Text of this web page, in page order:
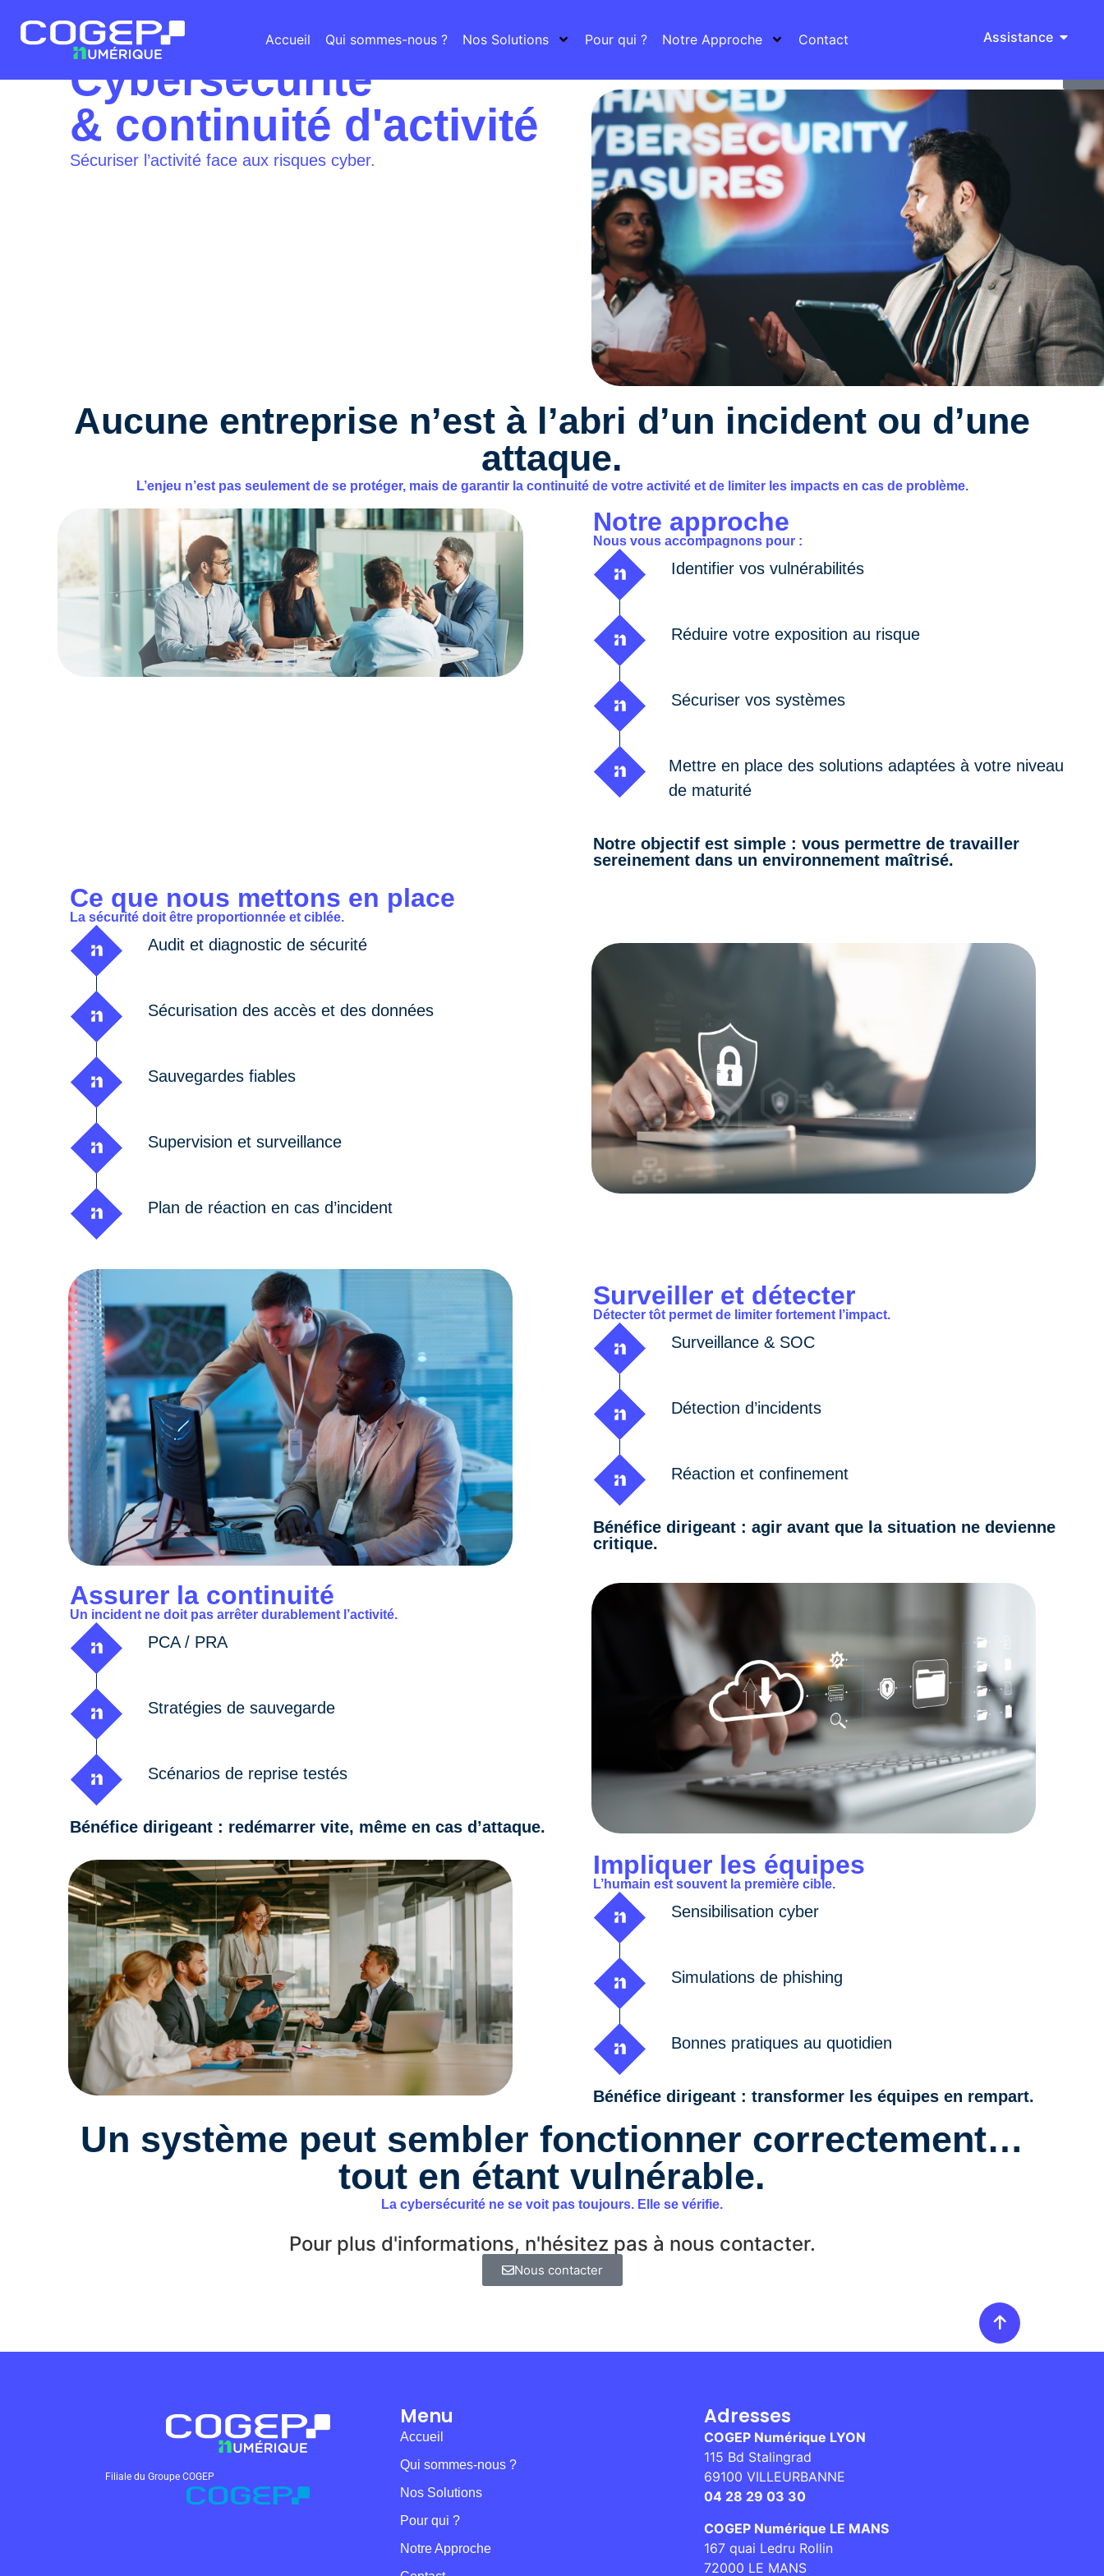
Accueil Qui sommes-nous ? Nos Solutions Pour qui ? Notre Approche Contact Assistance
Cybersécurité
& continuité d'activité
Sécuriser l’activité face aux risques cyber.
Aucune entreprise n’est à l’abri d’un incident ou d’une
attaque.
L’enjeu n’est pas seulement de se protéger, mais de garantir la continuité de votre activité et de limiter les impacts en cas de problème.
Notre approche
Nous vous accompagnons pour :
Identifier vos vulnérabilités
Réduire votre exposition au risque
Sécuriser vos systèmes
Mettre en place des solutions adaptées à votre niveau
de maturité
Notre objectif est simple : vous permettre de travailler
sereinement dans un environnement maîtrisé.
Ce que nous mettons en place
La sécurité doit être proportionnée et ciblée.
Audit et diagnostic de sécurité
Sécurisation des accès et des données
Sauvegardes fiables
Supervision et surveillance
Plan de réaction en cas d’incident
Surveiller et détecter
Détecter tôt permet de limiter fortement l’impact.
Surveillance & SOC
Détection d’incidents
Réaction et confinement
Bénéfice dirigeant : agir avant que la situation ne devienne
critique.
Assurer la continuité
Un incident ne doit pas arrêter durablement l’activité.
PCA / PRA
Stratégies de sauvegarde
Scénarios de reprise testés
Bénéfice dirigeant : redémarrer vite, même en cas d’attaque.
Impliquer les équipes
L’humain est souvent la première cible.
Sensibilisation cyber
Simulations de phishing
Bonnes pratiques au quotidien
Bénéfice dirigeant : transformer les équipes en rempart.
Un système peut sembler fonctionner correctement…
tout en étant vulnérable.
La cybersécurité ne se voit pas toujours. Elle se vérifie.
Pour plus d'informations, n'hésitez pas à nous contacter.
Nous contacter
Filiale du Groupe COGEP
Menu
Accueil
Qui sommes-nous ?
Nos Solutions
Pour qui ?
Notre Approche
Adresses
COGEP Numérique LYON
115 Bd Stalingrad
69100 VILLEURBANNE
04 28 29 03 30
COGEP Numérique LE MANS
167 quai Ledru Rollin
72000 LE MANS